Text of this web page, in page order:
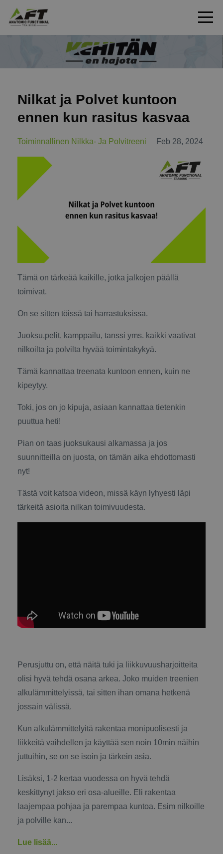
Nilkat ja Polvet kuntoon
ennen kun rasitus kasvaa
Toiminnallinen Nilkka- Ja Polvitreeni Feb 28, 2024
Tämä on tärkeää kaikille, jotka jalkojen päällä
toimivat.
On se sitten töissä tai harrastuksissa.
Juoksu,pelit, kamppailu, tanssi yms. kaikki vaativat
nilkoilta ja polvilta hyvää toimintakykyä.
Tämä kannattaa treenata kuntoon ennen, kuin ne
kipeytyy.
Toki, jos on jo kipuja, asiaan kannattaa tietenkin
puuttua heti!
Pian on taas juoksukausi alkamassa ja jos
suunnitteilla on juosta, on tämän aika ehdottomasti
nyt!
Tästä voit katsoa videon, missä käyn lyhyesti läpi
tärkeitä asioita nilkan toimivuudesta.
Perusjuttu on, että näitä tuki ja liikkuvuusharjoitteita
olisi hyvä tehdä osana arkea. Joko muiden treenien
alkulämmittelyissä, tai sitten ihan omana hetkenä
jossain välissä.
Kun alkulämmittelyitä rakentaa monipuolisesti ja
liikkeitä vaihdellen ja käyttää sen noin 10min näihin
juttuihin, se on se isoin ja tärkein asia.
Lisäksi, 1-2 kertaa vuodessa on hyvä tehdä
keskittynyt jakso eri osa-alueille. Eli rakentaa
laajempaa pohjaa ja parempaa kuntoa. Esim nilkoille
ja polville kan...
Lue lisää...